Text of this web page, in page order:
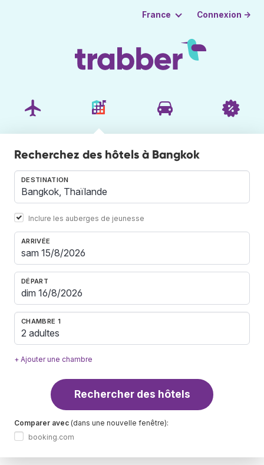
France Connexion →
Recherchez des hôtels à Bangkok
DESTINATION
Inclure les auberges de jeunesse
ARRIVÉE
DÉPART
CHAMBRE 1
2 adultes
+ Ajouter une chambre
Rechercher des hôtels
Comparer avec (dans une nouvelle fenêtre):
booking.com